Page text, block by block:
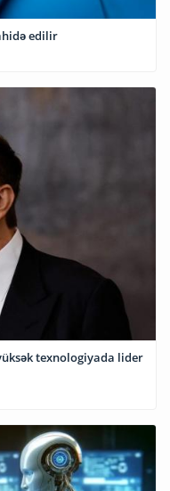
edilir
texnologiyada lider